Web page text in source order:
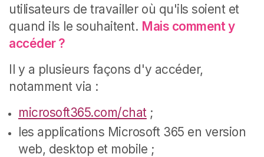
utilisateurs de travailler où qu'ils soient et
quand ils le souhaitent. Mais comment y
accéder ?
Il y a plusieurs façons d'y accéder,
notamment via :
microsoft365.com/chat ;
les applications Microsoft 365 en version
web, desktop et mobile ;